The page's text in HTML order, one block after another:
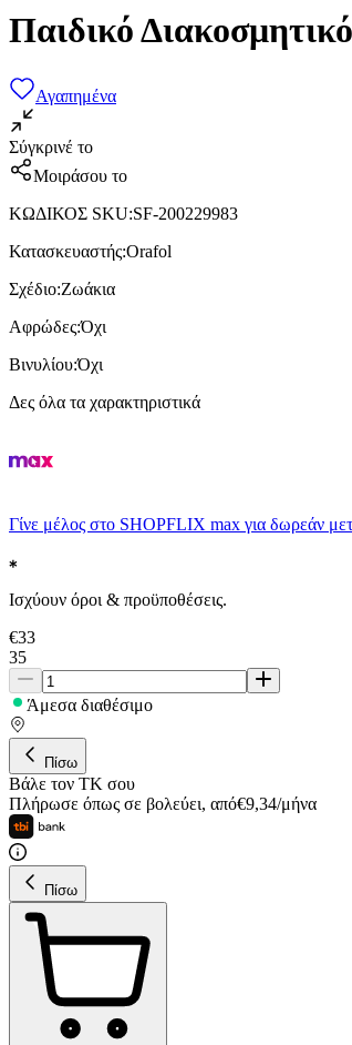
Παιδικό
Αγαπημένα
Σύγκρινέ το
Μοιράσου το
ΚΩΔΙΚΟΣ SKU:SF-200229983
Κατασκευαστής:Orafol
Σχέδιο:Ζωάκια
Αφρώδες:Όχι
Βινυλίου:Όχι
Δες όλα τα χαρακτηριστικά
Γίνε μέλος στο SHOPFLIX max για δωρεάν
Ισχύουν όροι & προϋποθέσεις.
€33
35
Άμεσα διαθέσιμο
Πίσω
Βάλε τον ΤΚ σου
Πλήρωσε όπως σε βολεύει, από€9,34/μήνα
Πίσω